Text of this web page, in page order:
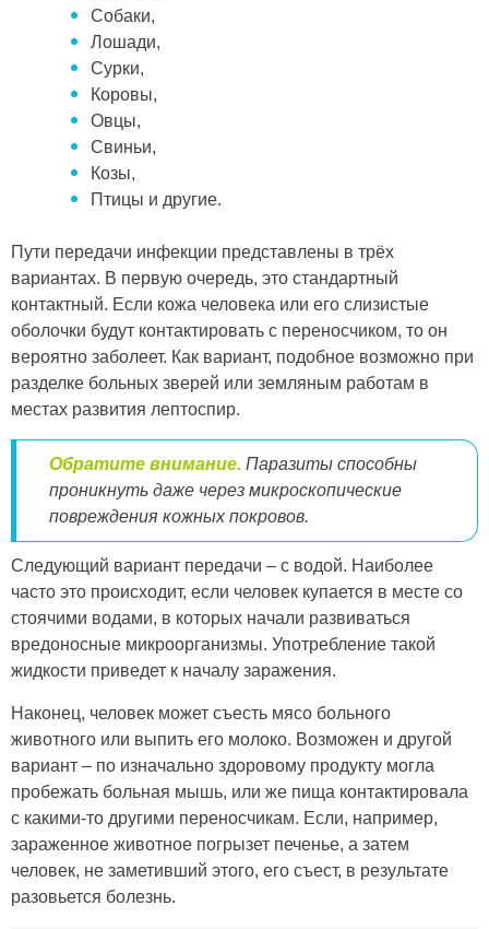
Собаки,
Лошади,
Сурки,
Коровы,
Овцы,
Свиньи,
Козы,
Птицы и другие.
Пути передачи инфекции представлены в трёх
вариантах. В первую очередь, это стандартный
контактный. Если кожа человека или его слизистые
оболочки будут контактировать с переносчиком, то он
вероятно заболеет. Как вариант, подобное возможно при
разделке больных зверей или земляным работам в
местах развития лептоспир.
Обратите внимание. Паразиты способны
проникнуть даже через микроскопические
повреждения кожных покровов.
Следующий вариант передачи – с водой. Наиболее
часто это происходит, если человек купается в месте со
стоячими водами, в которых начали развиваться
вредоносные микроорганизмы. Употребление такой
жидкости приведет к началу заражения.
Наконец, человек может съесть мясо больного
животного или выпить его молоко. Возможен и другой
вариант – по изначально здоровому продукту могла
пробежать больная мышь, или же пища контактировала
с какими-то другими переносчикам. Если, например,
зараженное животное погрызет печенье, а затем
человек, не заметивший этого, его съест, в результате
разовьется болезнь.